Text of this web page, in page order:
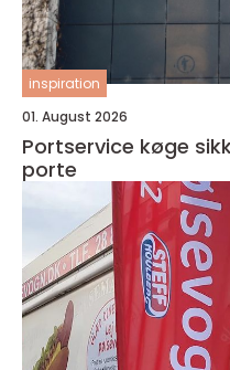
inspiration
01. August 2026
Portservice køge sikker og stabil drift af dine
porte